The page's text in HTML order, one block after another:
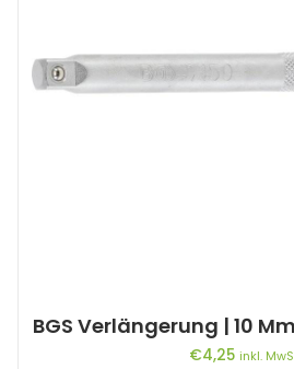
BGS Verlängerung | 10
€4,25 inkl.